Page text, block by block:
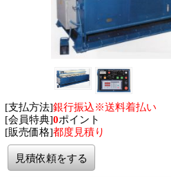
[支払方法]銀行振込※送料着払い
[会員特典]0ポイント
[販売価格]都度見積り
見積依頼をする